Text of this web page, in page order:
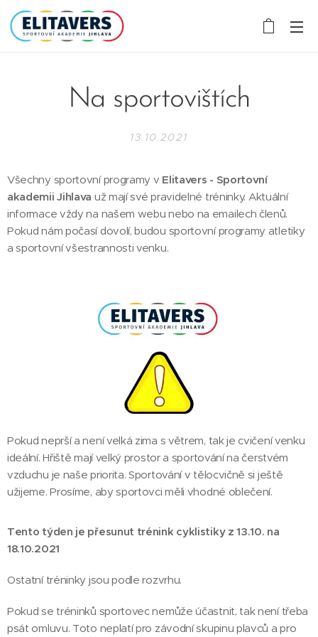
Na sportovištích
13.10.2021
Všechny sportovní programy v Elitavers - Sportovní
akademii Jihlava už mají své pravidelné tréninky. Aktuální
informace vždy na našem webu nebo na emailech členů.
Pokud nám počasí dovolí, budou sportovní programy atletiky
a sportovní všestrannosti venku.
Pokud neprší a není velká zima s větrem, tak je cvičení venku
ideální. Hřiště mají velký prostor a sportování na čerstvém
vzduchu je naše priorita. Sportování v tělocvičně si ještě
užijeme. Prosíme, aby sportovci měli vhodné oblečení.
Tento týden je přesunut trénink cyklistiky z 13.10. na
18.10.2021
Ostatní tréninky jsou podle rozvrhu.
Pokud se tréninků sportovec nemůže účastnit, tak není třeba
psát omluvu. Toto neplatí pro závodní skupinu plavců a pro